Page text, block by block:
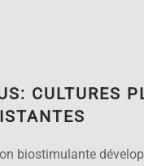
CULTURES
biostimulante